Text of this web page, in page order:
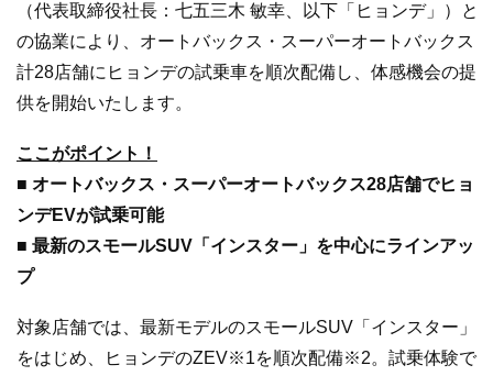
（代表取締役社長：七五三木 敏幸、以下「ヒョンデ」）と
の協業により、オートバックス・スーパーオートバックス
計28店舗にヒョンデの試乗車を順次配備し、体感機会の提
供を開始いたします。
ここがポイント！
■ オートバックス・スーパーオートバックス28店舗でヒョ
ンデEVが試乗可能
■ 最新のスモールSUV「インスター」を中心にラインアッ
プ
対象店舗では、最新モデルのスモールSUV「インスター」
をはじめ、ヒョンデのZEV※1を順次配備※2。試乗体験で